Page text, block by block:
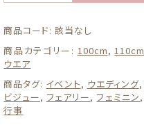
ニ
ウ
ェ
ア
カ
ー
商品コード:該当なし
商品カテゴリー: 100cm,110cm
ウエア
商品タグ: イベント, ウエディング,
ビジュー, フェアリー, フェミニン,
行事
100cm